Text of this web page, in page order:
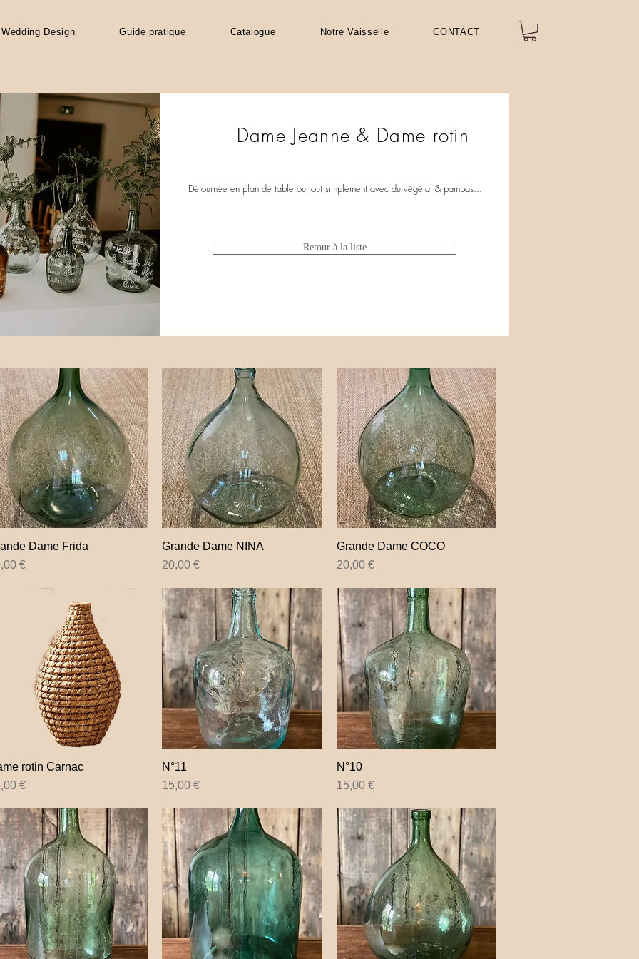
Wedding Design Guide pratique Catalogue Notre Vaisselle CONTACT
Dame Jeanne & Dame rotin
Détournée en plan de table ou tout simplement avec du végétal & pampas...
Retour à la liste
Aperçu rapide
Dame Frida
€
Aperçu rapide
Grande Dame NINA
Prix
20,00 €
Aperçu rapide
Grande Dame COCO
Prix
20,00 €
Aperçu rapide
rotin Carnac
€
N°11
Prix
15,00 €
N°10
Prix
15,00 €